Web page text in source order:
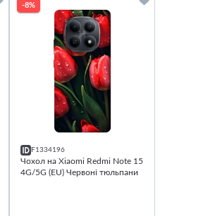
-8%
F1334196
Чохол на Xiaomi Redmi Note 15
4G/5G (EU) Червоні тюльпани